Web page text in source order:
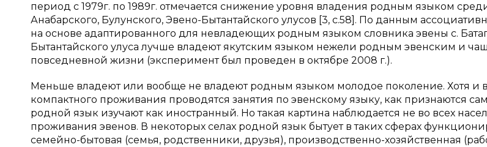
период с 1979г. по 1989г. отмечается снижение уровня владения родным языком
Анабарского, Булунского, Эвено-Бытантайского улусов [3, с.58]. По данным
на основе адаптированного для невладеющих родным языком словника эвены с.
Бытантайского улуса лучше владеют якутским языком нежели родным эвенским и
повседневной жизни (эксперимент был проведен в октябре 2008 г.).
Меньше владеют или вообще не владеют родным языком молодое поколение. Хотя и
компактного проживания проводятся занятия по эвенскому языку, как признаются
родной язык изучают как иностранный. Но такая картина наблюдается не во всех
проживания эвенов. В некоторых селах родной язык бытует в таких сферах
семейно-бытовая (семья, родственники, друзья), производственно-хозяйственная